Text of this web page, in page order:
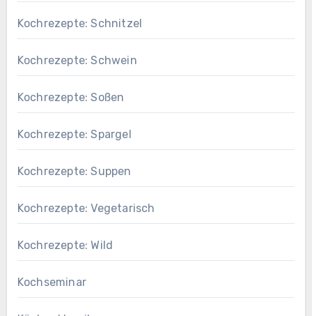
Kochrezepte: Schnitzel
Kochrezepte: Schwein
Kochrezepte: Soßen
Kochrezepte: Spargel
Kochrezepte: Suppen
Kochrezepte: Vegetarisch
Kochrezepte: Wild
Kochseminar